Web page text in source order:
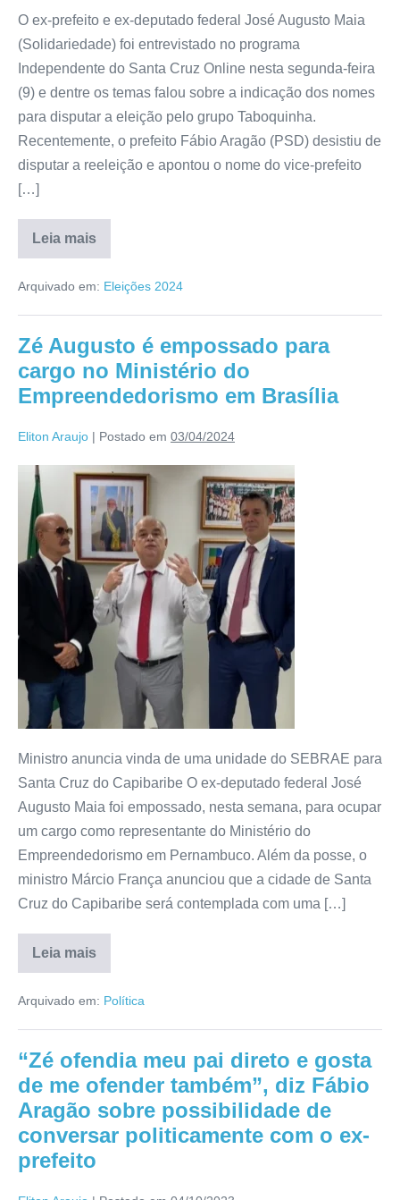
O ex-prefeito e ex-deputado federal José Augusto Maia
(Solidariedade) foi entrevistado no programa
Independente do Santa Cruz Online nesta segunda-feira
(9) e dentre os temas falou sobre a indicação dos nomes
para disputar a eleição pelo grupo Taboquinha.
Recentemente, o prefeito Fábio Aragão (PSD) desistiu de
disputar a reeleição e apontou o nome do vice-prefeito
[…]
Leia mais
Arquivado em: Eleições 2024
Zé Augusto é empossado para
cargo no Ministério do
Empreendedorismo em Brasília
Eliton Araujo | Postado em 03/04/2024
Ministro anuncia vinda de uma unidade do SEBRAE para
Santa Cruz do Capibaribe O ex-deputado federal José
Augusto Maia foi empossado, nesta semana, para ocupar
um cargo como representante do Ministério do
Empreendedorismo em Pernambuco. Além da posse, o
ministro Márcio França anunciou que a cidade de Santa
Cruz do Capibaribe será contemplada com uma […]
Leia mais
Arquivado em: Política
“Zé ofendia meu pai direto e gosta
de me ofender também”, diz Fábio
Aragão sobre possibilidade de
conversar politicamente com o ex-
prefeito